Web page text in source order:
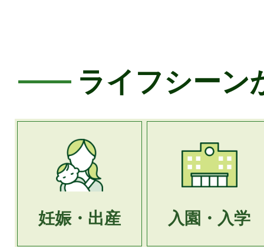
ライフシーン
妊娠・出産 入園・入学